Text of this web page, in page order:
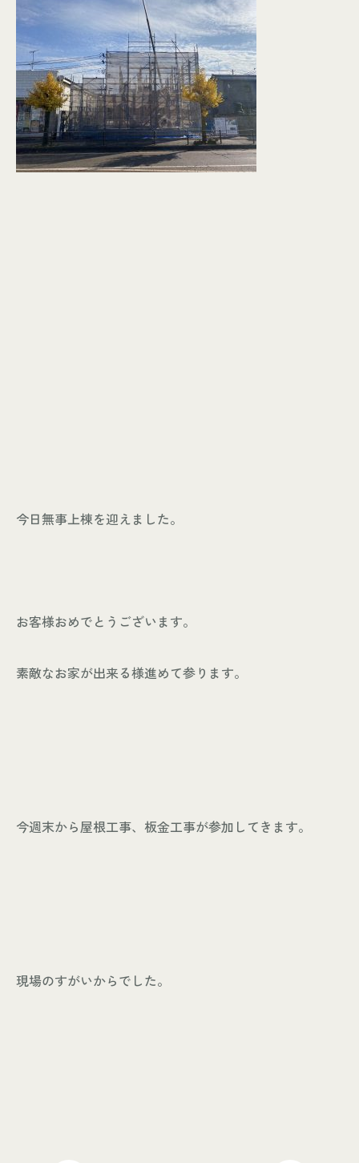
今日無事上棟を迎えました。
お客様おめでとうございます。
素敵なお家が出来る様進めて参ります。
今週末から屋根工事、板金工事が参加してきます。
現場のすがいからでした。